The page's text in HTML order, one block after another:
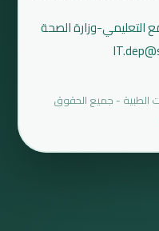
وزارة الصحة
الطبية - جميع الحقوق